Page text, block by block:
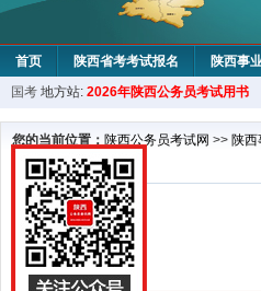
首页 陕西省考考试报名 陕西事
国考 地方站: 2026年陕西公务员考试用书
您的当前位置： 陕西公务员考试网 >> 陕